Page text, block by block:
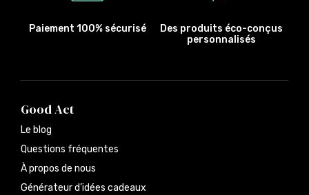
Paiement 100% sécurisé
Des produits éco-conçus
personnalisés
Good Act
Le blog
Questions fréquentes
À propos de nous
Générateur d’idées cadeaux